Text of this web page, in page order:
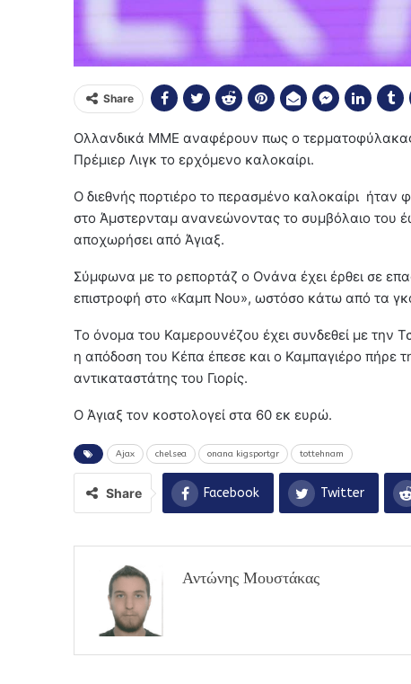
Share
Ολλανδικά ΜΜΕ αναφέρουν πως ο τερματοφύλακας
Πρέμιερ Λιγκ το ερχόμενο καλοκαίρι.
Ο διεθνής πορτιέρο το περασμένο καλοκαίρι ήταν
στο Άμστερνταμ ανανεώνοντας το συμβόλαιο του
αποχωρήσει από Άγιαξ.
Σύμφωνα με το ρεπορτάζ ο Ονάνα έχει έρθει σε
επιστροφή στο «Καμπ Νου», ωστόσο κάτω από τα
Το όνομα του Καμερουνέζου έχει συνδεθεί με την
η απόδοση του Κέπα έπεσε και ο Καμπαγιέρο πήρε
αντικαταστάτης του Γιορίς.
Ο Άγιαξ τον κοστολογεί στα 60 εκ ευρώ.
Ajax chelsea onana kigsportgr tottehnam
Share Facebook Twitter
Αντώνης Μουστάκας